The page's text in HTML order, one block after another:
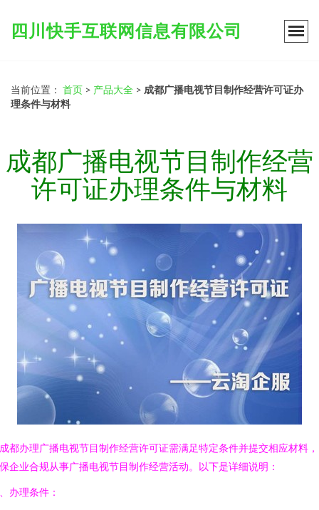
四川快手互联网信息有限公司
当前位置： 首页 > 产品大全 > 成都广播电视节目制作经营许可证办
理条件与材料
成都广播电视节目制作经营
许可证办理条件与材料
都办理广播电视节目制作经营许可证需满足特定条件并提交相应材料
企业合规从事广播电视节目制作经营活动。以下是详细说明：
办理条件：